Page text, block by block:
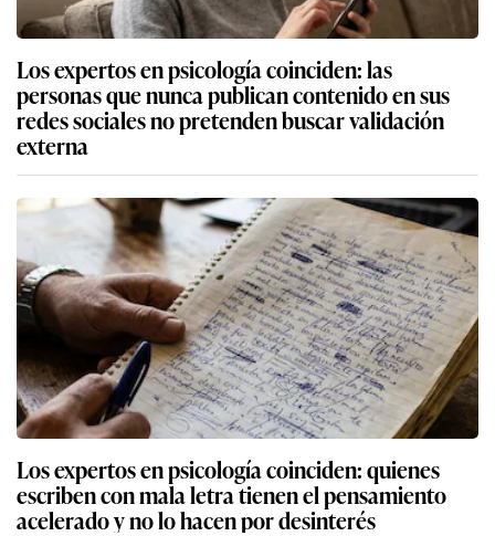
Los expertos en psicología coinciden: las
personas que nunca publican contenido en sus
redes sociales no pretenden buscar validación
externa
Los expertos en psicología coinciden: quienes
escriben con mala letra tienen el pensamiento
acelerado y no lo hacen por desinterés